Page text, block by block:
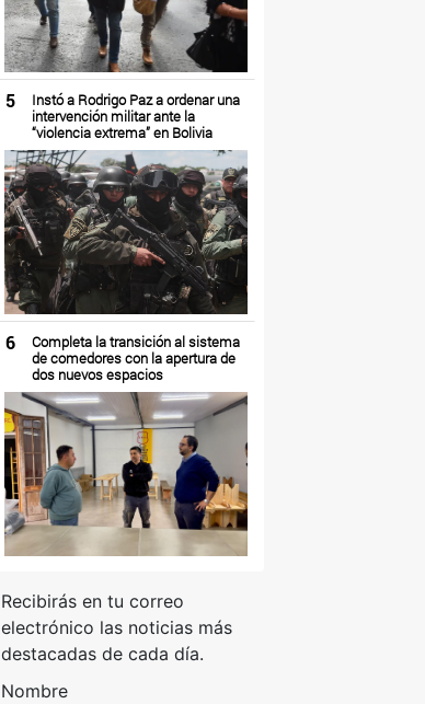
5
Instó a Rodrigo Paz a ordenar una
intervención militar ante la
“violencia extrema” en Bolivia
6
Completa la transición al sistema
de comedores con la apertura de
dos nuevos espacios
Recibirás en tu correo
electrónico las noticias más
destacadas de cada día.
Nombre